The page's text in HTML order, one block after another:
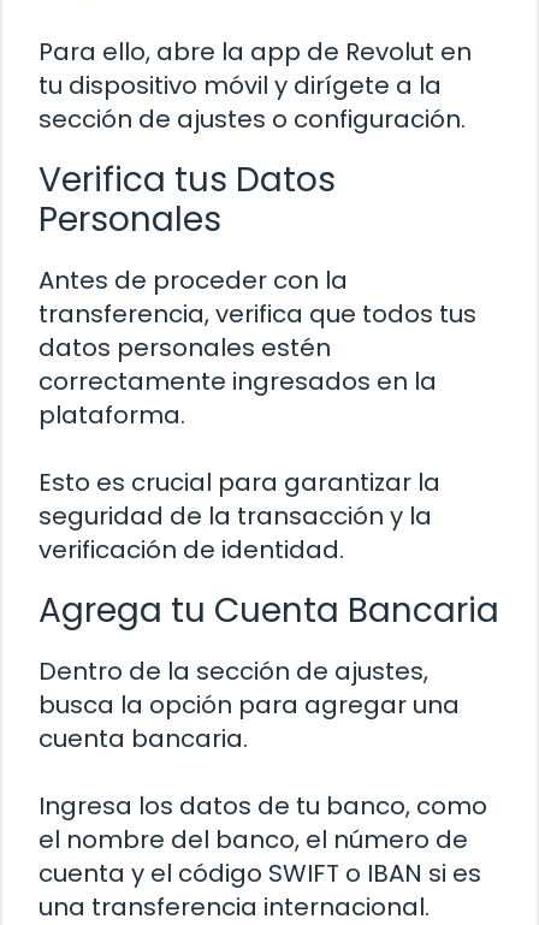
Para ello, abre la app de Revolut en
tu dispositivo móvil y dirígete a la
sección de ajustes o configuración.
Verifica tus Datos
Personales
Antes de proceder con la
transferencia, verifica que todos tus
datos personales estén
correctamente ingresados en la
plataforma.
Esto es crucial para garantizar la
seguridad de la transacción y la
verificación de identidad.
Agrega tu Cuenta Bancaria
Dentro de la sección de ajustes,
busca la opción para agregar una
cuenta bancaria.
Ingresa los datos de tu banco, como
el nombre del banco, el número de
cuenta y el código SWIFT o IBAN si es
una transferencia internacional.